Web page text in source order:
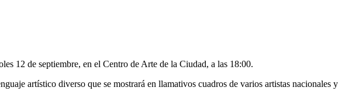
12 de septiembre, en el Centro de Arte de la Ciudad, a las 18:00.
artístico diverso que se mostrará en llamativos cuadros de varios artistas nacionales y